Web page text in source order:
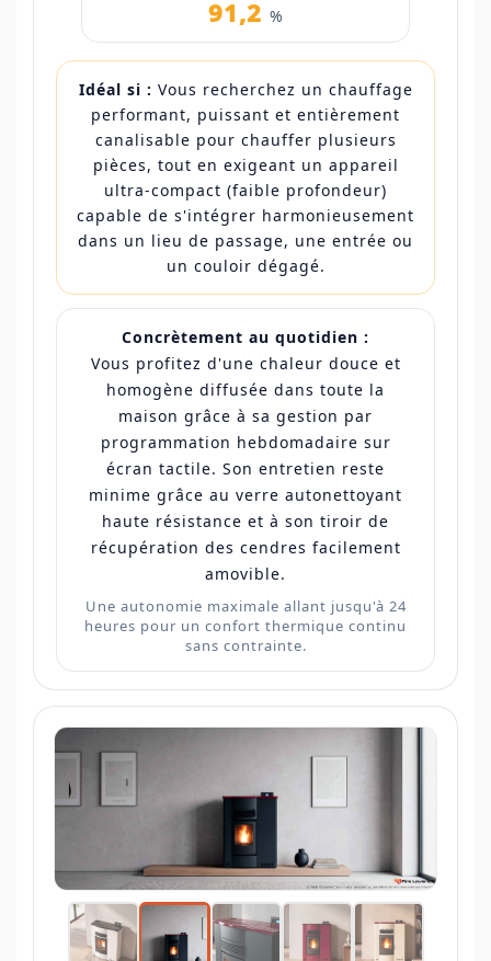
91,2 %
Idéal si : Vous recherchez un chauffage
performant, puissant et entièrement
canalisable pour chauffer plusieurs
pièces, tout en exigeant un appareil
ultra-compact (faible profondeur)
capable de s'intégrer harmonieusement
dans un lieu de passage, une entrée ou
un couloir dégagé.
Concrètement au quotidien :
Vous profitez d'une chaleur douce et
homogène diffusée dans toute la
maison grâce à sa gestion par
programmation hebdomadaire sur
écran tactile. Son entretien reste
minime grâce au verre autonettoyant
haute résistance et à son tiroir de
récupération des cendres facilement
amovible.
Une autonomie maximale allant jusqu'à 24
heures pour un confort thermique continu
sans contrainte.